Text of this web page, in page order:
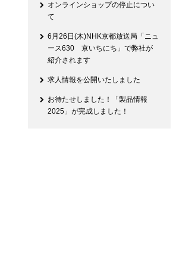
オンラインショップの停止につい
て
6月26日(木)NHK京都放送局「ニュ
ース630 京いちにち」で弊社が
紹介されます
求人情報を公開いたしました
お待たせしました！「製品情報
2025」が完成しました！